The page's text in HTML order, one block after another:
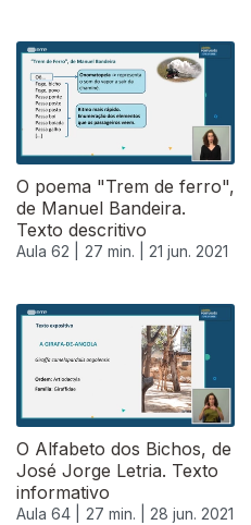
O poema "Trem de ferro",
de Manuel Bandeira.
Texto descritivo
Aula 62 | 27 min. | 21 jun. 2021
O Alfabeto dos Bichos, de
José Jorge Letria. Texto
informativo
Aula 64 | 27 min. | 28 jun. 2021